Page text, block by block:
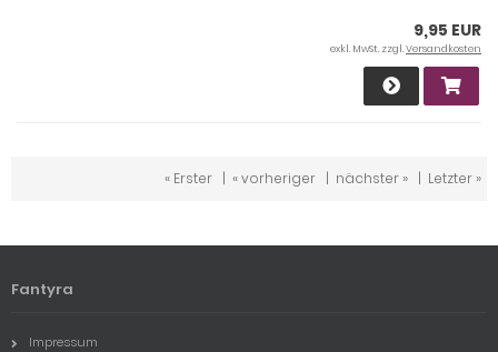
9,95 EUR
exkl. MwSt. zzgl.Versandkosten
« Erster | « vorheriger | nächster » | Letzter »
Fantyra
Impressum